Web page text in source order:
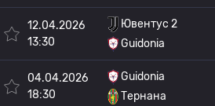
12.04.2026
13:30
Ювентус 2
Guidonia
04.04.2026
18:30
Guidonia
Тернана